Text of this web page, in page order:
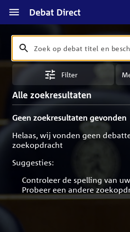
Debat Direct
Zoeken
Zoek
op
en
beschrijving
Filter
op
Alle zoekresultaten
Geen zoekresultaten gevonden
Helaas, wij vonden geen
zoekopdracht
Suggesties:
Controleer de spelling van
Probeer een andere